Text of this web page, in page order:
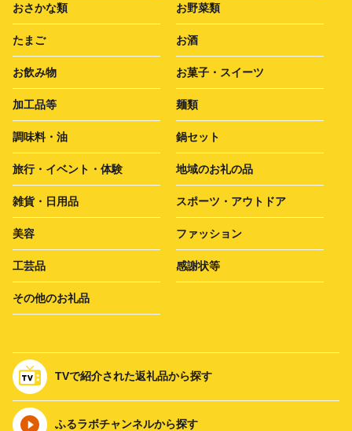
おさかな類 お野菜類
たまご お酒
お飲み物 お菓子・スイーツ
加工品等 麺類
調味料・油 鍋セット
旅行・イベント・体験 地域のお礼の品
雑貨・日用品 スポーツ・アウトドア
美容 ファッション
工芸品 感謝状等
その他のお礼品
TVで紹介された返礼品から探す
ふるラボチャンネルから探す